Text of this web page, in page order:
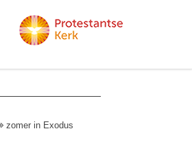
zomer in Exodus